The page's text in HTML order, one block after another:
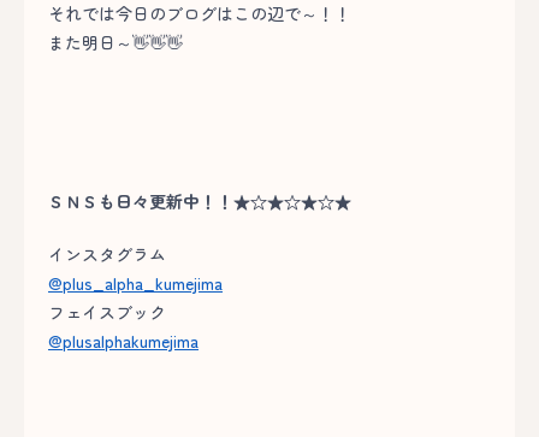
それでは今日のブログはこの辺で～！！
また明日～👋👋👋
ＳＮＳも日々更新中！！★☆★☆★☆★
インスタグラム
@plus_alpha_kumejima
フェイスブック
@plusalphakumejima